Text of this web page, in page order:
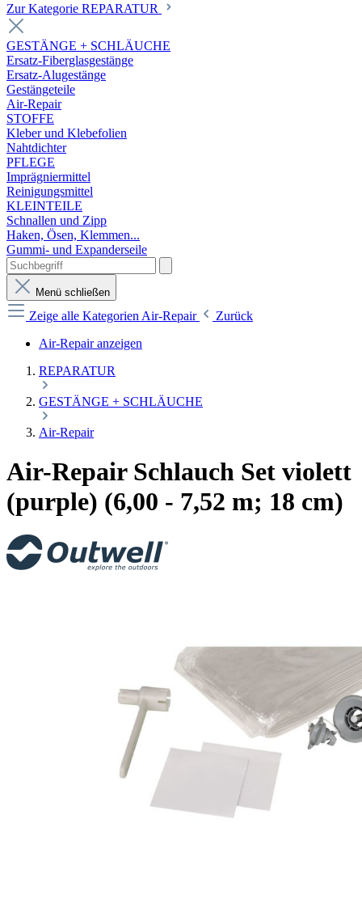
Zur Kategorie REPARATUR
GESTÄNGE + SCHLÄUCHE
Ersatz-Fiberglasgestänge
Ersatz-Alugestänge
Gestängeteile
Air-Repair
STOFFE
Kleber und Klebefolien
Nahtdichter
PFLEGE
Imprägniermittel
Reinigungsmittel
KLEINTEILE
Schnallen und Zipp
Haken, Ösen, Klemmen...
Gummi- und Expanderseile
Menü schließen
Zeige alle Kategorien Air-Repair
Zurück
Air-Repair anzeigen
REPARATUR
GESTÄNGE + SCHLÄUCHE
Air-Repair
Air-Repair Schlauch Set violett
(purple) (6,00 - 7,52 m; 18 cm)